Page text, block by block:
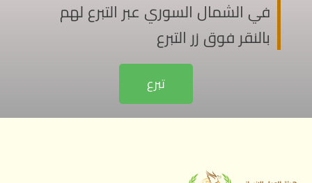
في الشمال السوري عبر التبرع لهم
بالنقر فوق زر التبرع
تبرع